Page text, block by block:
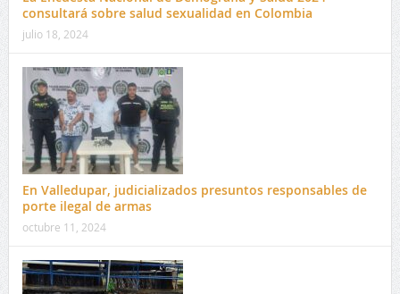
consultará sobre salud sexualidad en Colombia
julio 18, 2024
En Valledupar, judicializados presuntos responsables de
porte ilegal de armas
octubre 11, 2024